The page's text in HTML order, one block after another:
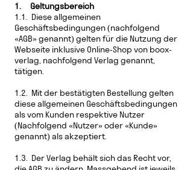
1. Geltungsbereich
1.1. Diese allgemeinen
Geschäftsbedingungen (nachfolgend
«AGB» genannt) gelten für die Nutzung der
Webseite inklusive Online-Shop von boox-
verlag, nachfolgend Verlag genannt,
tätigen.
1.2. Mit der bestätigten Bestellung gelten
diese allgemeinen Geschäftsbedingungen
als vom Kunden respektive Nutzer
(Nachfolgend «Nutzer» oder «Kunde»
genannt) als akzeptiert.
1.3. Der Verlag behält sich das Recht vor,